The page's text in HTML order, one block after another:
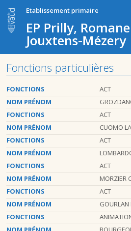
Etablissement primaire
EP Prilly,
Jouxtens-Mézery
Fonctions particulières
FONCTIONS
ACT
NOM PRÉNOM
FONCTIONS
ACT
NOM PRÉNOM
CUOMO
FONCTIONS
ACT
NOM PRÉNOM
FONCTIONS
ACT
NOM PRÉNOM
MORZIER
FONCTIONS
ACT
NOM PRÉNOM
GOURLAN
FONCTIONS